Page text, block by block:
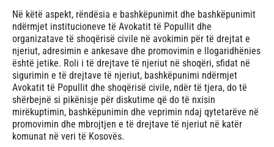
Në këtë aspekt, rëndësia e bashkëpunimit dhe bashkëpunimit
ndërmjet institucioneve të Avokatit të Popullit dhe
organizatave të shoqërisë civile në avokimin për të drejtat e
njeriut, adresimin e ankesave dhe promovimin e llogaridhënies
është jetike. Roli i të drejtave të njeriut në shoqëri, sfidat në
sigurimin e të drejtave të njeriut, bashkëpunimi ndërmjet
Avokatit të Popullit dhe shoqërisë civile, ndër të tjera, do të
shërbejnë si pikënisje për diskutime që do të nxisin
mirëkuptimin, bashkëpunimin dhe veprimin ndaj qytetarëve në
promovimin dhe mbrojtjen e të drejtave të njeriut në katër
komunat në veri të Kosovës.